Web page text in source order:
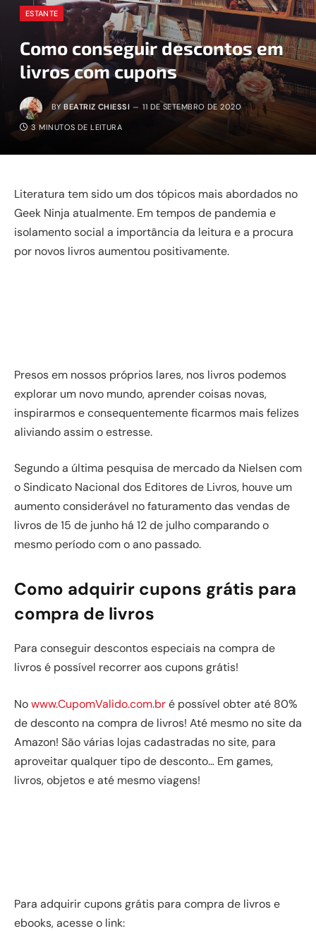
ESTANTE
Como conseguir descontos em
livros com cupons
BY BEATRIZ CHIESSI 11 DE SETEMBRO DE 2020
3 MINUTOS DE LEITURA
Literatura tem sido um dos tópicos mais abordados no
Geek Ninja atualmente. Em tempos de pandemia e
isolamento social a importância da leitura e a procura
por novos livros aumentou positivamente.
Presos em nossos próprios lares, nos livros podemos
explorar um novo mundo, aprender coisas novas,
inspirarmos e consequentemente ficarmos mais felizes
aliviando assim o estresse.
Segundo a última pesquisa de mercado da Nielsen com
o Sindicato Nacional dos Editores de Livros, houve um
aumento considerável no faturamento das vendas de
livros de 15 de junho há 12 de julho comparando o
mesmo período com o ano passado.
Como adquirir cupons grátis para
compra de livros
Para conseguir descontos especiais na compra de
livros é possível recorrer aos cupons grátis!
Nowww.CupomValido.com.bré possível obter até 80%
de desconto na compra de livros! Até mesmo no site da
Amazon! São várias lojas cadastradas no site, para
aproveitar qualquer tipo de desconto… Em games,
livros, objetos e até mesmo viagens!
Para adquirir cupons grátis para compra de livros e
ebooks, acesse o link: